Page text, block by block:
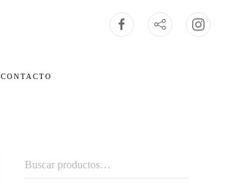
CONTACTO
Buscar
por: